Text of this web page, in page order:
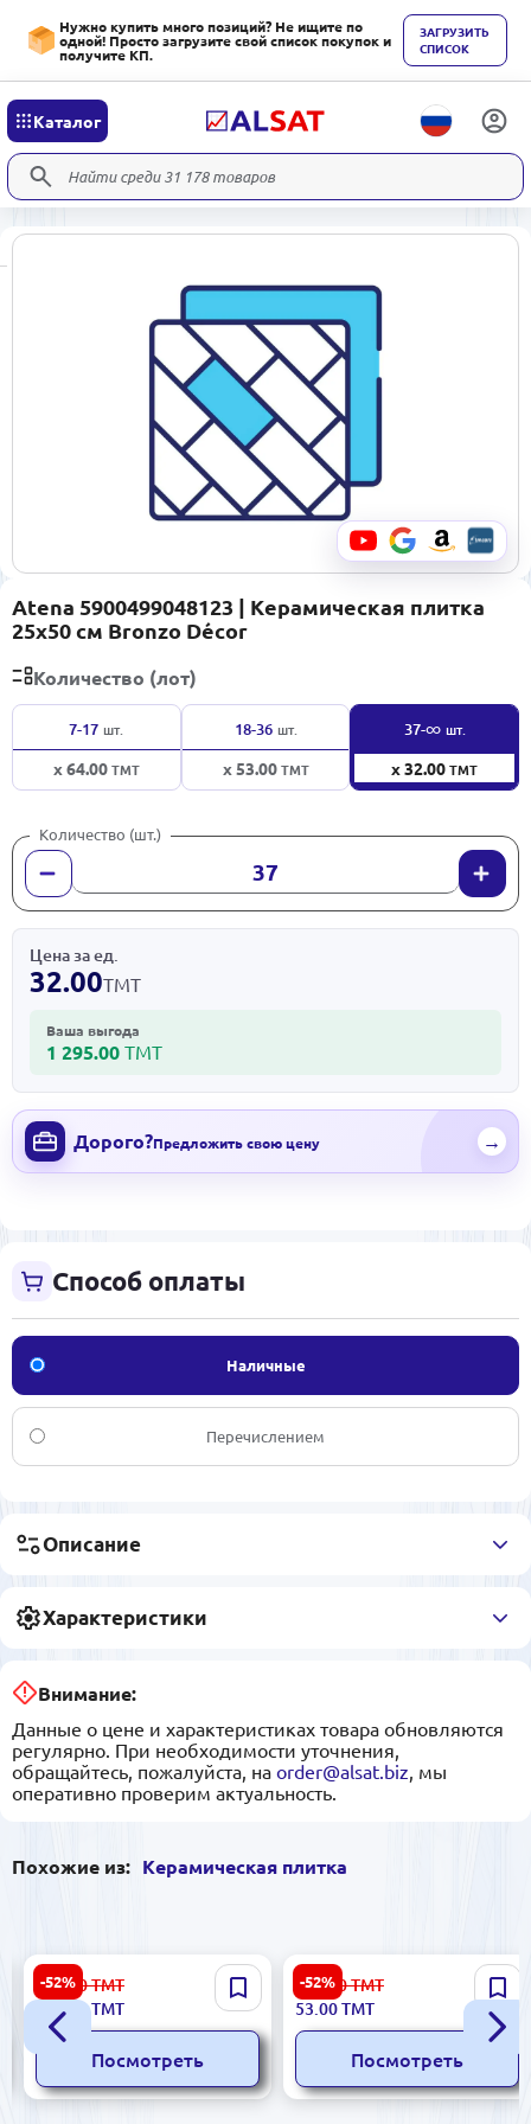
Нужно купить много позиций? Не ищите по
одной! Просто загрузите свой список покупок и
получите КП.
ЗАГРУЗИТЬ
СПИСОК
Каталог
Atena 5900499048123 | Керамическая плитка
25x50 см Bronzo Décor
Количество (лот)
7-17 шт.
x 64.00ТМТ
18-36 шт.
x 53.00ТМТ
37-∞ шт.
x 32.00ТМТ
Количество (шт.)
Цена за ед.
32.00ТМТ
Ваша выгода
1 295.00 ТМТ
Дорого?Предложить свою цену →
Способ оплаты
Наличные
Перечислением
Описание
Характеристики
Внимание:
Данные о цене и характеристиках товара обновляются
регулярно. При необходимости уточнения,
обращайтесь, пожалуйста, на order@alsat.biz , мы
оперативно проверим актуальность.
Похожие из: Керамическая плитка
-52%
Ibiza 5900499000000 |
Керамическая плитка
20x40 см глянцевая Bianco
416.00ТМТ
197.00ТМТ
Посмотреть
-52%
Digital Festax 59000000000 |
Керамическая плитка 5x60
см, цифровой принт, 2 шт/
коробка
112.00ТМТ
53.00ТМТ
Посмотреть